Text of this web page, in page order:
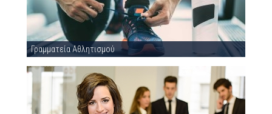
Γραμματεία Αθλητισμού